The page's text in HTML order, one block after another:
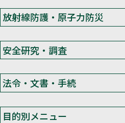
放射線防護・原子力防災
安全研究・調査
法令・文書・手続
目的別メニュー